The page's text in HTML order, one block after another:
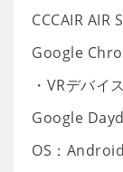
CCCAIR AIR
Google
・VRデバイス
Google
OS：